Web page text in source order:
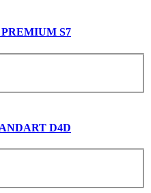
PREMIUM S7
D4D